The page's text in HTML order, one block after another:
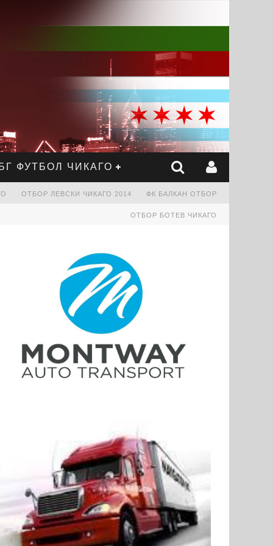
БГ ФУТБОЛ ЧИКАГО
OТБОР ЛЕВСКИ ЧИКАГО 2014 ФК БАЛКАН ОТБОР
ОТБОР БОТЕВ ЧИКАГО